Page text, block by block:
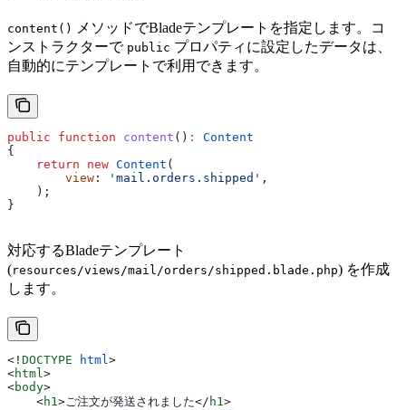
content()
メソッドでBladeテンプレートを指定します。コ
ンストラクターで public プロパティに設定したデータは、
自動的にテンプレートで利用できます。
public function content () :
Content
{
    return
new Content (
        view
: 'mail.orders.shipped' ,
    );
}
対応するBladeテンプレート
(resources/views/mail/orders/shipped.blade.php) を作成
します。
<! DOCTYPE html>
<html>
<body>
    <
h1>ご注文が発送されました</ h1>